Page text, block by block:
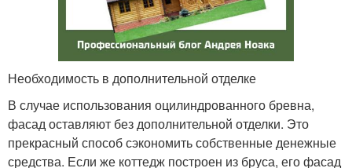
Необходимость в дополнительной отделке
В случае использования оцилиндрованного бревна,
фасад оставляют без дополнительной отделки. Это
прекрасный способ сэкономить собственные денежные
средства. Если же коттедж построен из бруса, его фасад